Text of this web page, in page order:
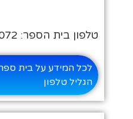
טלפון בית הספר: 04-6144072
לכל המידע על בית ספר
הגליל טלפון